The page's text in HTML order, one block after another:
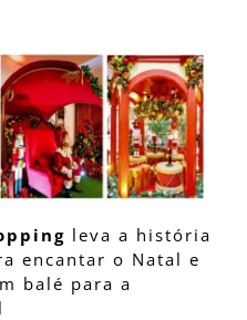
leva a história
encantar o Natal e
balé para a